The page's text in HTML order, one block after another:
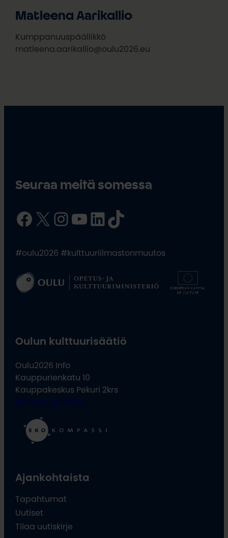
Matleena Aarikallio
Kumppanuuspäällikkö
matleena.aarikallio@oulu2026.eu
Seuraa meitä somessa
Facebook X InstagramYouTube LinkedIn TikTok
#oulu2026 #kulttuuriilmastonmuutos
Oulun kulttuurisäätiö
Oulu2026 Info
Kauppurienkatu 10
Kauppakeskus Pekuri 2krs
info@oulu2026.eu
Ajankohtaista
Tapahtumat
Uutiset
Tilaa uutiskirje